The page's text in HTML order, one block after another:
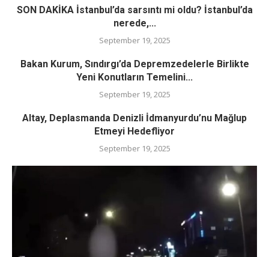
SON DAKİKA İstanbul’da sarsıntı mi oldu? İstanbul’da
nerede,...
September 19, 2025
Bakan Kurum, Sındırgı’da Depremzedelerle Birlikte
Yeni Konutların Temelini...
September 19, 2025
Altay, Deplasmanda Denizli İdmanyurdu’nu Mağlup
Etmeyi Hedefliyor
September 19, 2025